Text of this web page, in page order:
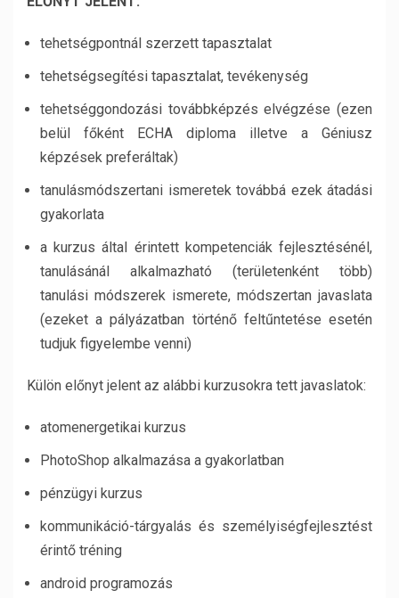
tehetségpontnál szerzett tapasztalat
tehetségsegítési tapasztalat, tevékenység
tehetséggondozási továbbképzés elvégzése (ezen
belül főként ECHA diploma illetve a Géniusz
képzések preferáltak)
tanulásmódszertani ismeretek továbbá ezek átadási
gyakorlata
a kurzus által érintett kompetenciák fejlesztésénél,
tanulásánál alkalmazható (területenként több)
tanulási módszerek ismerete, módszertan javaslata
(ezeket a pályázatban történő feltűntetése esetén
tudjuk figyelembe venni)
Külön előnyt jelent az alábbi kurzusokra tett javaslatok:
atomenergetikai kurzus
PhotoShop alkalmazása a gyakorlatban
pénzügyi kurzus
kommunikáció-tárgyalás és személyiségfejlesztést
érintő tréning
android programozás